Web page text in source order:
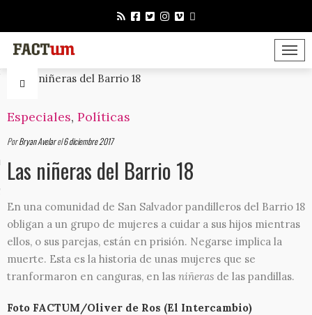
Especiales, Políticas
PorBryan Avelarel6 diciembre 2017
Las niñeras del Barrio 18
En una comunidad de San Salvador pandilleros del Barrio 18
obligan a un grupo de mujeres a cuidar a sus hijos mientras
ellos, o sus parejas, están en prisión. Negarse implica la
muerte. Esta es la historia de unas mujeres que se
tranformaron en canguras, en las niñeras de las pandillas.
Foto FACTUM/Oliver de Ros (El Intercambio)